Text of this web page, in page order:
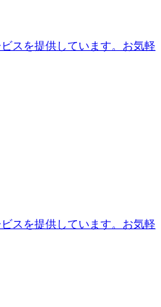
スを提供しています。お気軽
スを提供しています。お気軽